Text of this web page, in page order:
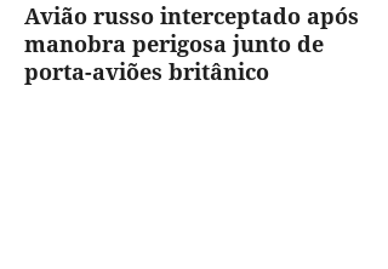
Avião russo interceptado após
manobra perigosa junto de
porta-aviões britânico